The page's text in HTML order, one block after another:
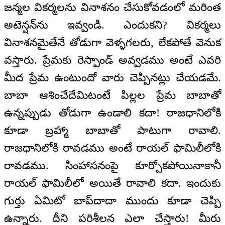
జన్మల వికర్మలను వినాశనం చేసుకోవడంలో మరింత
అటెన్షన్‌ను ఇవ్వండి. ఎందుకని? వికర్మలు
వినాశనమైతేనే తోడుగా వెళ్ళగలరు, లేకపోతే వెనుక
వస్తారు. ప్రేమకు రెస్పాండ్‌ అవ్వడము అంటే ఎవరి
మీద ప్రేమ ఉంటుందో వారు చెప్పినట్లు చేయడమే.
బాబా ఆశించేదేమిటంటే పిల్లల ప్రేమ బాబాతో
ఉన్నప్పుడు తోడుగా ఉండాలి కదా! రాజధానిలోకి
కూడా బ్రహ్మా బాబాతో పాటుగా రావాలి.
రాజధానిలోకి రావడము అంటే రాయల్‌ ఫామిలీలోకి
రావడము. సింహాసనంపై కూర్చోకపోయినాకానీ
రాయల్‌ ఫామిలీలో అయితే రావాలి కదా. ఇందుకు
గుర్తు ఏమిటో బాప్‌దాదా ముందు కూడా చెప్పి
ఉన్నారు. దీని పరిశీలన ఎలా చేస్తారు! మీరు